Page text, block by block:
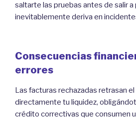
saltarte las pruebas antes de salir a
inevitablemente deriva en
Consecuencias
errores
Las facturas rechazadas retrasan
directamente tu liquidez,
crédito correctivas que consumen